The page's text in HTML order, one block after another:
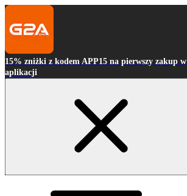
15% zniżki z kodem APP15 na pierwszy zakup w
aplikacji